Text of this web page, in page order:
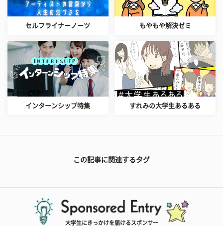
セルフライナーノーツ もやもや解決ゼミ
インターンシップ特集 すれみの大学生あるある
この記事に関連するタグ
大学生にきっかけを届けるスポンサー